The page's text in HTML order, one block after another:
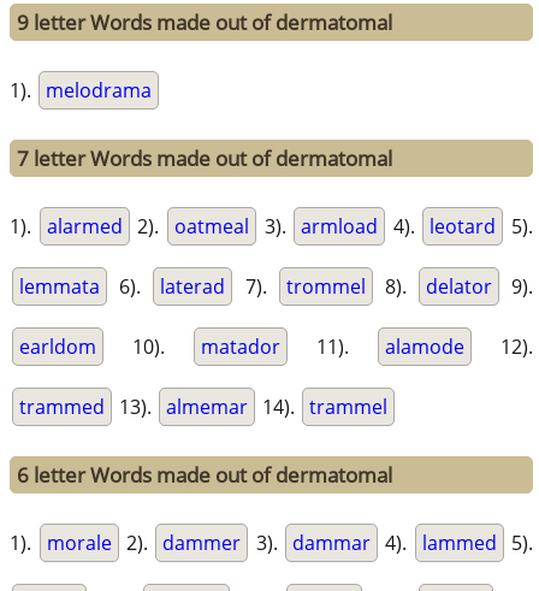
9 letter Words made out of dermatomal
1). melodrama
7 letter Words made out of dermatomal
1). alarmed 2). oatmeal 3). armload 4). leotard 5).
lemmata 6). laterad 7). trommel 8). delator 9).
earldom 10). matador 11). alamode 12).
trammed 13). almemar 14). trammel
6 letter Words made out of dermatomal
1). morale 2). dammer 3). dammar 4). lammed 5).